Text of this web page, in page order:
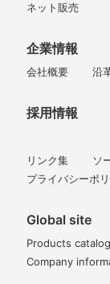
ネット販売
企業情報
会社概要 沿
採用情報
リンク集
ソ
プライバシーポ
Global site
Products catalog
Company